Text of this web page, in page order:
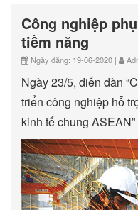
Công nghiệp
tiềm năng
Ngày đăng: 19-06-2020 |
Ngày 23/5, diễn đàn
triển công nghiệp hỗ
kinh tế chung